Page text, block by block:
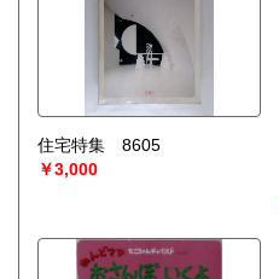
住宅特集 8605
￥3,000